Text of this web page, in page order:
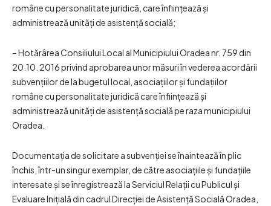
române cu personalitate juridică, care înfiinţează şi
administrează unităţi de asistenţă socială;
– Hotărârea Consiliului Local al Municipiului Oradea nr. 759 din
20.10. 2016 privind aprobarea unor măsuri în vederea acordării
subvenţiilor de la bugetul local, asociaţiilor şi fundaţiilor
române cu personalitate juridică care înfiinţează şi
administrează unităţi de asistenţă socială pe raza municipiului
Oradea.
Documentaţia de solicitare a subvenţiei se înaintează în plic
închis, într-un singur exemplar, de către asociaţiile şi fundaţiile
interesate şi se înregistrează la Serviciul Relaţii cu Publicul şi
Evaluare Iniţială din cadrul Direcţiei de Asistenţă Socială Oradea,